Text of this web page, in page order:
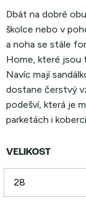
Dbát na dobré
školce nebo v
a noha se stále
Home, které jsou
Navíc mají
dostane čerstvý
podešví, která je
parketách i
VELIKOST